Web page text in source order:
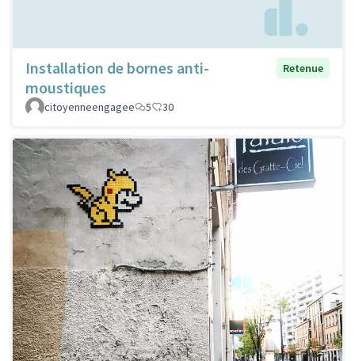
Installation de bornes anti-
moustiques
Retenue
citoyenneengagee 5 30